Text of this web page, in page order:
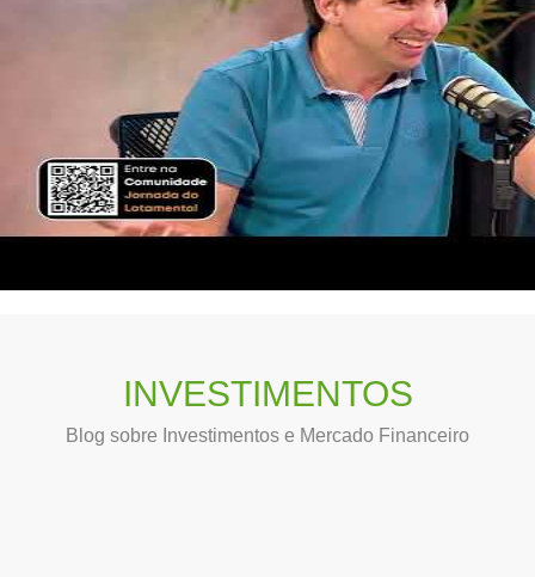
INVESTIMENTOS
Blog sobre Investimentos e Mercado Financeiro